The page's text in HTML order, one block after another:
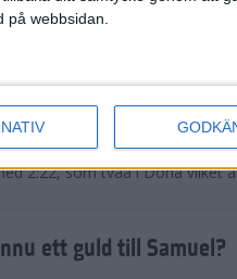
på webbsidan.
åter favorit
kommer från nationen som
den andra. Muluhabt Tsega
2:22, som tvåa i Doha vilket
ett guld till Samuel?